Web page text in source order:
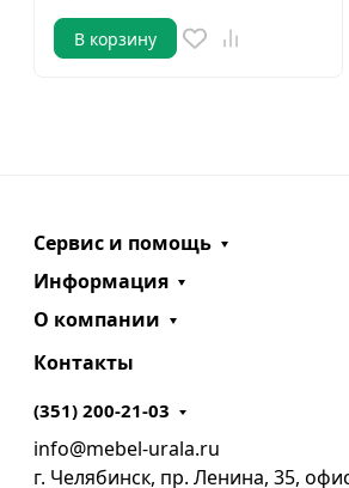
В корзину
Сервис и помощь
Информация
О компании
Контакты
(351) 200-21-03
info@mebel-urala.ru
г. Челябинск, пр. Ленина, 35,